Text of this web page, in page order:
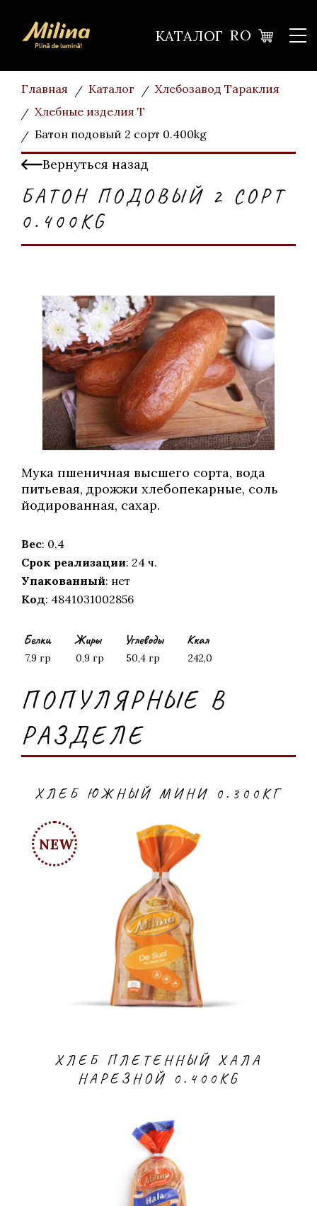
КАТАЛОГ RO
Главная Каталог
Хлебозавод Тараклия
Хлебные изделия Т
Батон подовый 2 cорт 0.400kg
Вернуться назад
БАТОН ПОДОВЫЙ 2 CОРТ
0.400KG
Mука пшеничная высшего сорта, вода
питьевая, дрожжи хлебопекарные, соль
йодированная, сахар.
Вес: 0,4
Срок реализации: 24 ч.
Упакованный: нет
Код: 4841031002856
Белки Жиры Углеводы Ккал
7,9 гр 0,9 гр 50,4 гр 242,0
ПОПУЛЯРНЫЕ В
РАЗДЕЛЕ
ХЛЕБ ЮЖНЫЙ МИНИ 0.300КГ
ХЛЕБ ПЛЕТЕННЫЙ ХАЛА
НАРЕЗНОЙ 0.400KG